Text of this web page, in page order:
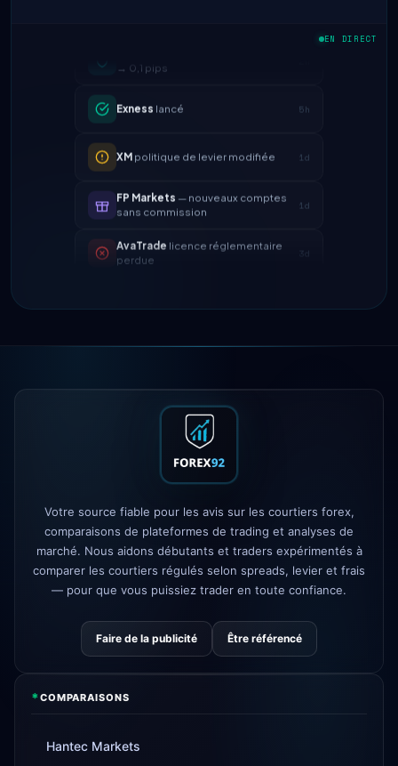
EN DIRECT
Exnesslancé
FP Markets— nouveaux comptes
AvaTradelicence réglementaire
Tickmill
2h
politique de levier modifiée
— nouveaux comptes
sans commission
perdue
Tickmill vitesse de retrait
4d
Votre source fiable pour les avis sur les courtiers forex,
comparaisons de plateformes de trading et analyses de
marché. Nous aidons débutants et traders expérimentés à
comparer les courtiers régulés selon spreads, levier et frais
— pour que vous puissiez trader en toute confiance.
Faire de la publicité Être référencé
*COMPARAISONS
Hantec Markets